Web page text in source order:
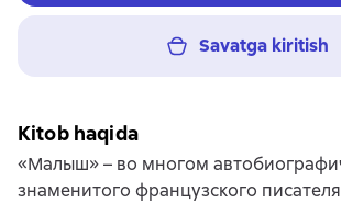
Savatga kiritish
Kitob haqida
«Малыш» – во многом
знаменитого французского